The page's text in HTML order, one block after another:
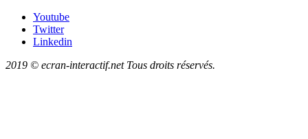
Youtube
Twitter
Linkedin
2019 © ecran-interactif.net Tous droits réservés.